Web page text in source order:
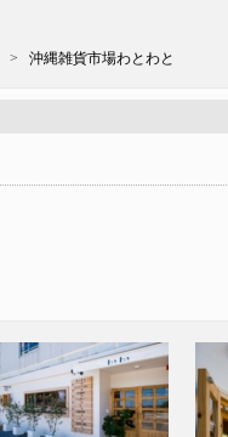
> 沖縄雑貨市場わとわと